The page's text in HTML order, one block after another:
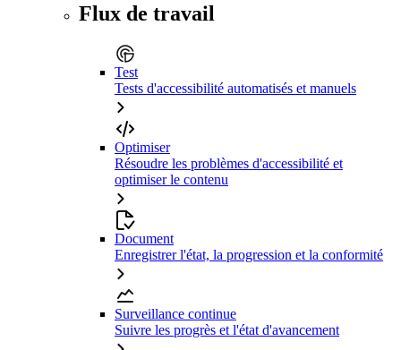
Flux de travail
Test
Tests d'accessibilité automatisés et manuels
Optimiser
Résoudre les problèmes d'accessibilité et
optimiser le contenu
Document
Enregistrer l'état, la progression et la conformité
Surveillance continue
Suivre les progrès et l'état d'avancement